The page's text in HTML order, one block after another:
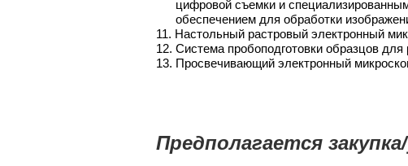
цифровой съемки и
обеспечением для обработки
11. Настольный растровый электронный
12. Система пробоподготовки образцов для
13. Просвечивающий электронный
Предполагается